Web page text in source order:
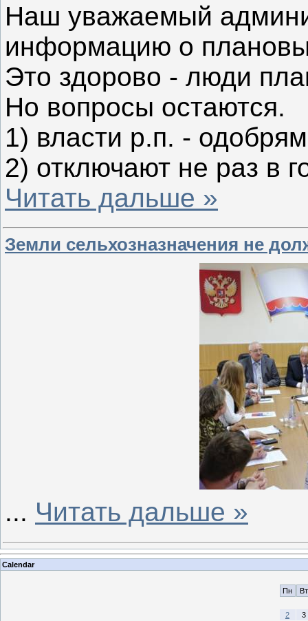
Наш уважаемый
информацию о
Это здорово - люди
Но вопросы остаются.
1) власти р.п. -
2) отключают не раз в
Читать дальше »
Земли сельхозназначения не
... Читать дальше »
Calendar
Пн Вт
2
3